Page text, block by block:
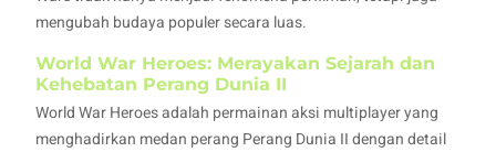
mengubah budaya populer secara luas.
World War Heroes: Merayakan Sejarah dan
Kehebatan Perang Dunia II
World War Heroes adalah permainan aksi multiplayer yang
menghadirkan medan perang Perang Dunia II dengan detail